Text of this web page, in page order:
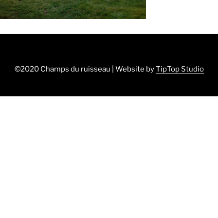
©2020 Champs du ruisseau | Website byTipTop Studio